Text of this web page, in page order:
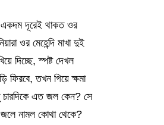
একদম দূরেই থাকত ওর
ওর মেহেন্দি মাখা দুই
দিচ্ছে, স্পষ্ট দেখল
ফিরবে, তখন গিয়ে ক্ষমা
চারদিকে এত জল কেন? সে
জলে নামল কোথা থেকে?